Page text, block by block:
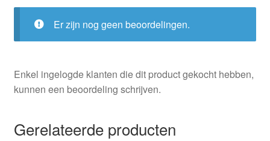
Er zijn nog geen beoordelingen.
Enkel ingelogde klanten die dit product gekocht hebben,
kunnen een beoordeling schrijven.
Gerelateerde producten